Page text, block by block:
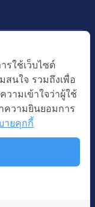
กรุ๊ป จำกัด (มหาชน).
รใช้เว็บไซต์
นใจ รวมถึงเพื่อ
วามเข้าใจว่าผู้ใช้
ความยินยอมการ
ายคุกกี้